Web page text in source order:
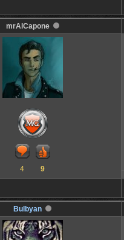
mrAlCapone
4 9
Bulbyan